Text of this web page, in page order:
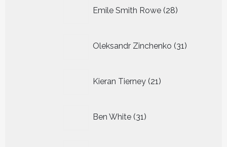
Emile Smith Rowe 28
producten
Oleksandr Zinchenko 31
producten
Kieran Tierney 21
producten
Ben White 31
producten